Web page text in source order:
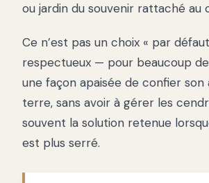
ou jardin du souvenir rattaché au
Ce n’est pas un choix « par
respectueux — pour beaucoup de
une façon apaisée de confier son
terre, sans avoir à gérer les
souvent la solution retenue
est plus serré.